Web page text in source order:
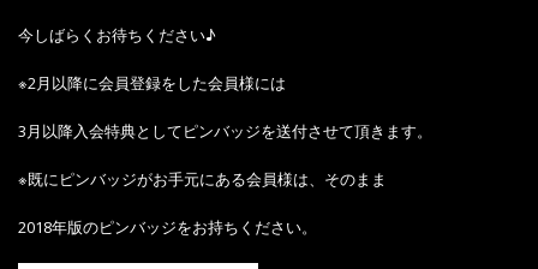
今しばらくお待ちください♪
※2月以降に会員登録をした会員様には
3月以降入会特典としてピンバッジを送付させて頂きます。
※既にピンバッジがお手元にある会員様は、そのまま
2018年版のピンバッジをお持ちください。